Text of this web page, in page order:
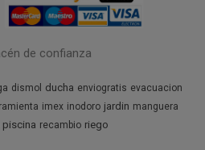
de confianza
dismol ducha enviogratis evacuacion
imex inodoro jardin manguera
piscina recambio riego